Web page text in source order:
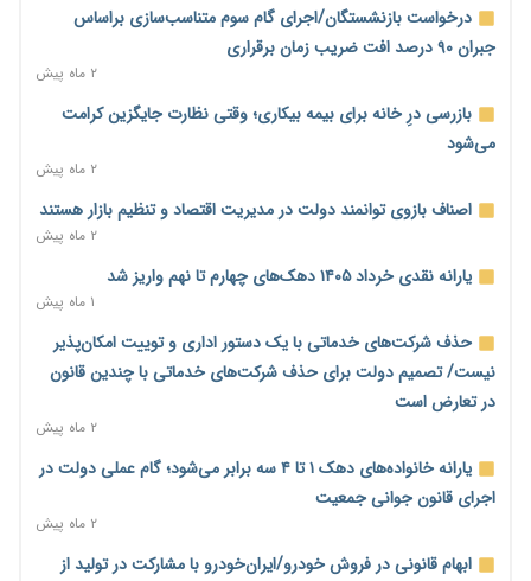
رئیس سازمان امور مالیاتی: بلاگرهای پردرآمد مشمول پرداخت
مالیات هستند
۱ روز پیش
پیش‌بینی افزایش تولید برنج؛ نیاز وارداتی کشور به ۵۰۰ هزار تن
کاهش می‌یابد
۲ روز پیش
امضای تفاهم‌نامه تجاری ایران و پاکستان؛ هدف‌گذاری تجارت ۱۰
اختیارات جدید گمرکات برای تمدید ورود موقت کالا و خودرو تا
پایان شهریور ابلاغ شد
۲ روز پیش
مرحله سیزدهم کالابرگ در سایه تورم؛ قدرت خرید یارانه یک‌میلیونی
درخواست بازنشستگان/اجرای گام سوم متناسب‌سازی براساس
جبران ۹۰ درصد افت ضریب زمان برقراری
۲ ماه پیش
بازرسی درِ خانه برای بیمه بیکاری؛ وقتی نظارت جایگزین کرامت
می‌شود
۲ ماه پیش
اصناف بازوی توانمند دولت در مدیریت اقتصاد و تنظیم بازار هستند
۲ ماه پیش
یارانه نقدی خرداد ۱۴۰۵ دهک‌های چهارم تا نهم واریز شد
۱ ماه پیش
حذف شرکت‌های خدماتی با یک دستور اداری و توییت امکان‌پذیر
نیست/ تصمیم دولت برای حذف شرکت‌های خدماتی با چندین قانون
در تعارض است
۲ ماه پیش
یارانه خانواده‌های دهک ۱ تا ۴ سه برابر می‌شود؛ گام عملی دولت در
اجرای قانون جوانی جمعیت
۲ ماه پیش
ابهام قانونی در فروش خودرو/ایران‌خودرو با مشارکت در تولید از